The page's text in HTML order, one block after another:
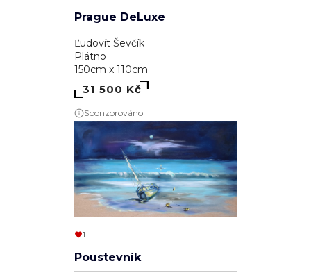
Prague DeLuxe
Ľudovít Ševčík
Plátno
150cm x 110cm
31 500 Kč
Sponzorováno
1
Poustevník